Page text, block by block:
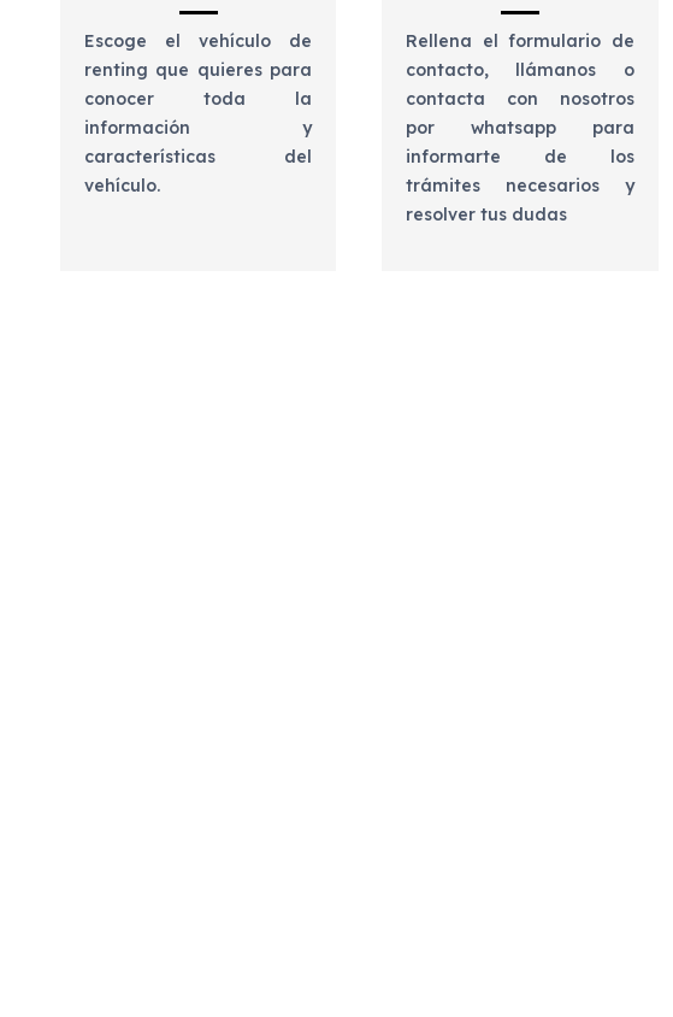
Escoge el vehículo de
renting que quieres para
conocer toda la
información y
características del
vehículo.
Rellena el formulario de
contacto, llámanos o
contacta con nosotros
por whatsapp para
informarte de los
trámites necesarios y
resolver tus dudas